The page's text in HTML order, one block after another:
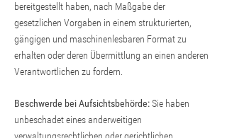
bereitgestellt haben, nach Maßgabe der
gesetzlichen Vorgaben in einem strukturierten,
gängigen und maschinenlesbaren Format zu
erhalten oder deren Übermittlung an einen anderen
Verantwortlichen zu fordern.
Beschwerde bei Aufsichtsbehörde:Sie haben
unbeschadet eines anderweitigen